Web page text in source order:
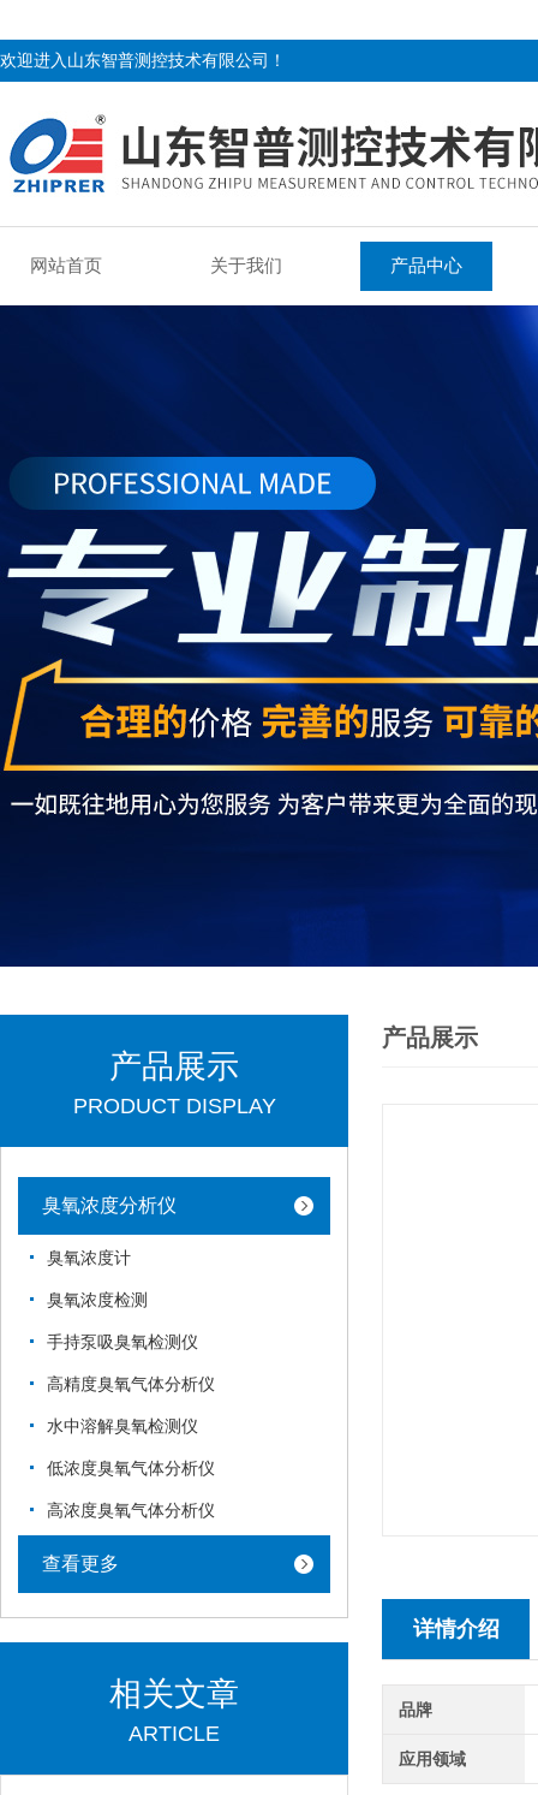
欢迎进入山东智普测控技术有限公司！
网站首页 关于我们 产品中心
产品展示
PRODUCT DISPLAY
臭氧浓度分析仪
臭氧浓度计
臭氧浓度检测
手持泵吸臭氧检测仪
高精度臭氧气体分析仪
水中溶解臭氧检测仪
低浓度臭氧气体分析仪
高浓度臭氧气体分析仪
查看更多
相关文章
ARTICLE
产品展示
详情介绍
品牌
应用领域